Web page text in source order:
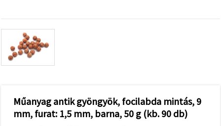
a
valamint
relevánsabb
tartalmat
és
hirdetéseket
analitikai és
marketingpartnereink
segítségével
Műanyag antik gyöngyök, focilabda mintás, 9
mm, furat: 1,5 mm, barna, 50 g (kb. 90 db)